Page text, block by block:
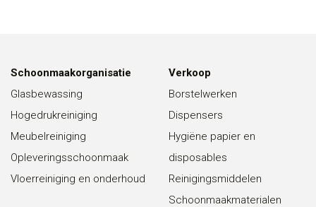
Schoonmaakorganisatie
Glasbewassing
Hogedrukreiniging
Meubelreiniging
Opleveringsschoonmaak
Vloerreiniging en onderhoud
Verkoop
Borstelwerken
Dispensers
Hygiëne papier en
disposables
Reinigingsmiddelen
Schoonmaakmaterialen